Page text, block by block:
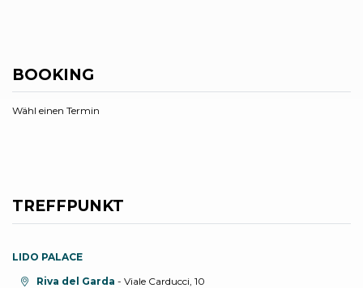
BOOKING
Wähl einen Termin
TREFFPUNKT
LIDO PALACE
aria.location:
Riva del Garda - Viale Carducci, 10